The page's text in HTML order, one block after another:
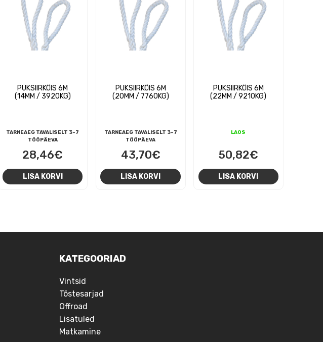
PUKSIIRKÖIS 6M
(14MM / 3920KG)
TARNEAEG TAVALISELT 3-7
TÖÖPÄEVA
28,46€
LISA KORVI
PUKSIIRKÖIS 6M
(20MM / 7760KG)
TARNEAEG TAVALISELT 3-7
TÖÖPÄEVA
43,70€
LISA KORVI
PUKSIIRKÖIS 6M
(22MM / 9210KG)
LAOS
50,82€
LISA KORVI
KATEGOORIAD
Vintsid
Tõstesarjad
Offroad
Lisatuled
Matkamine